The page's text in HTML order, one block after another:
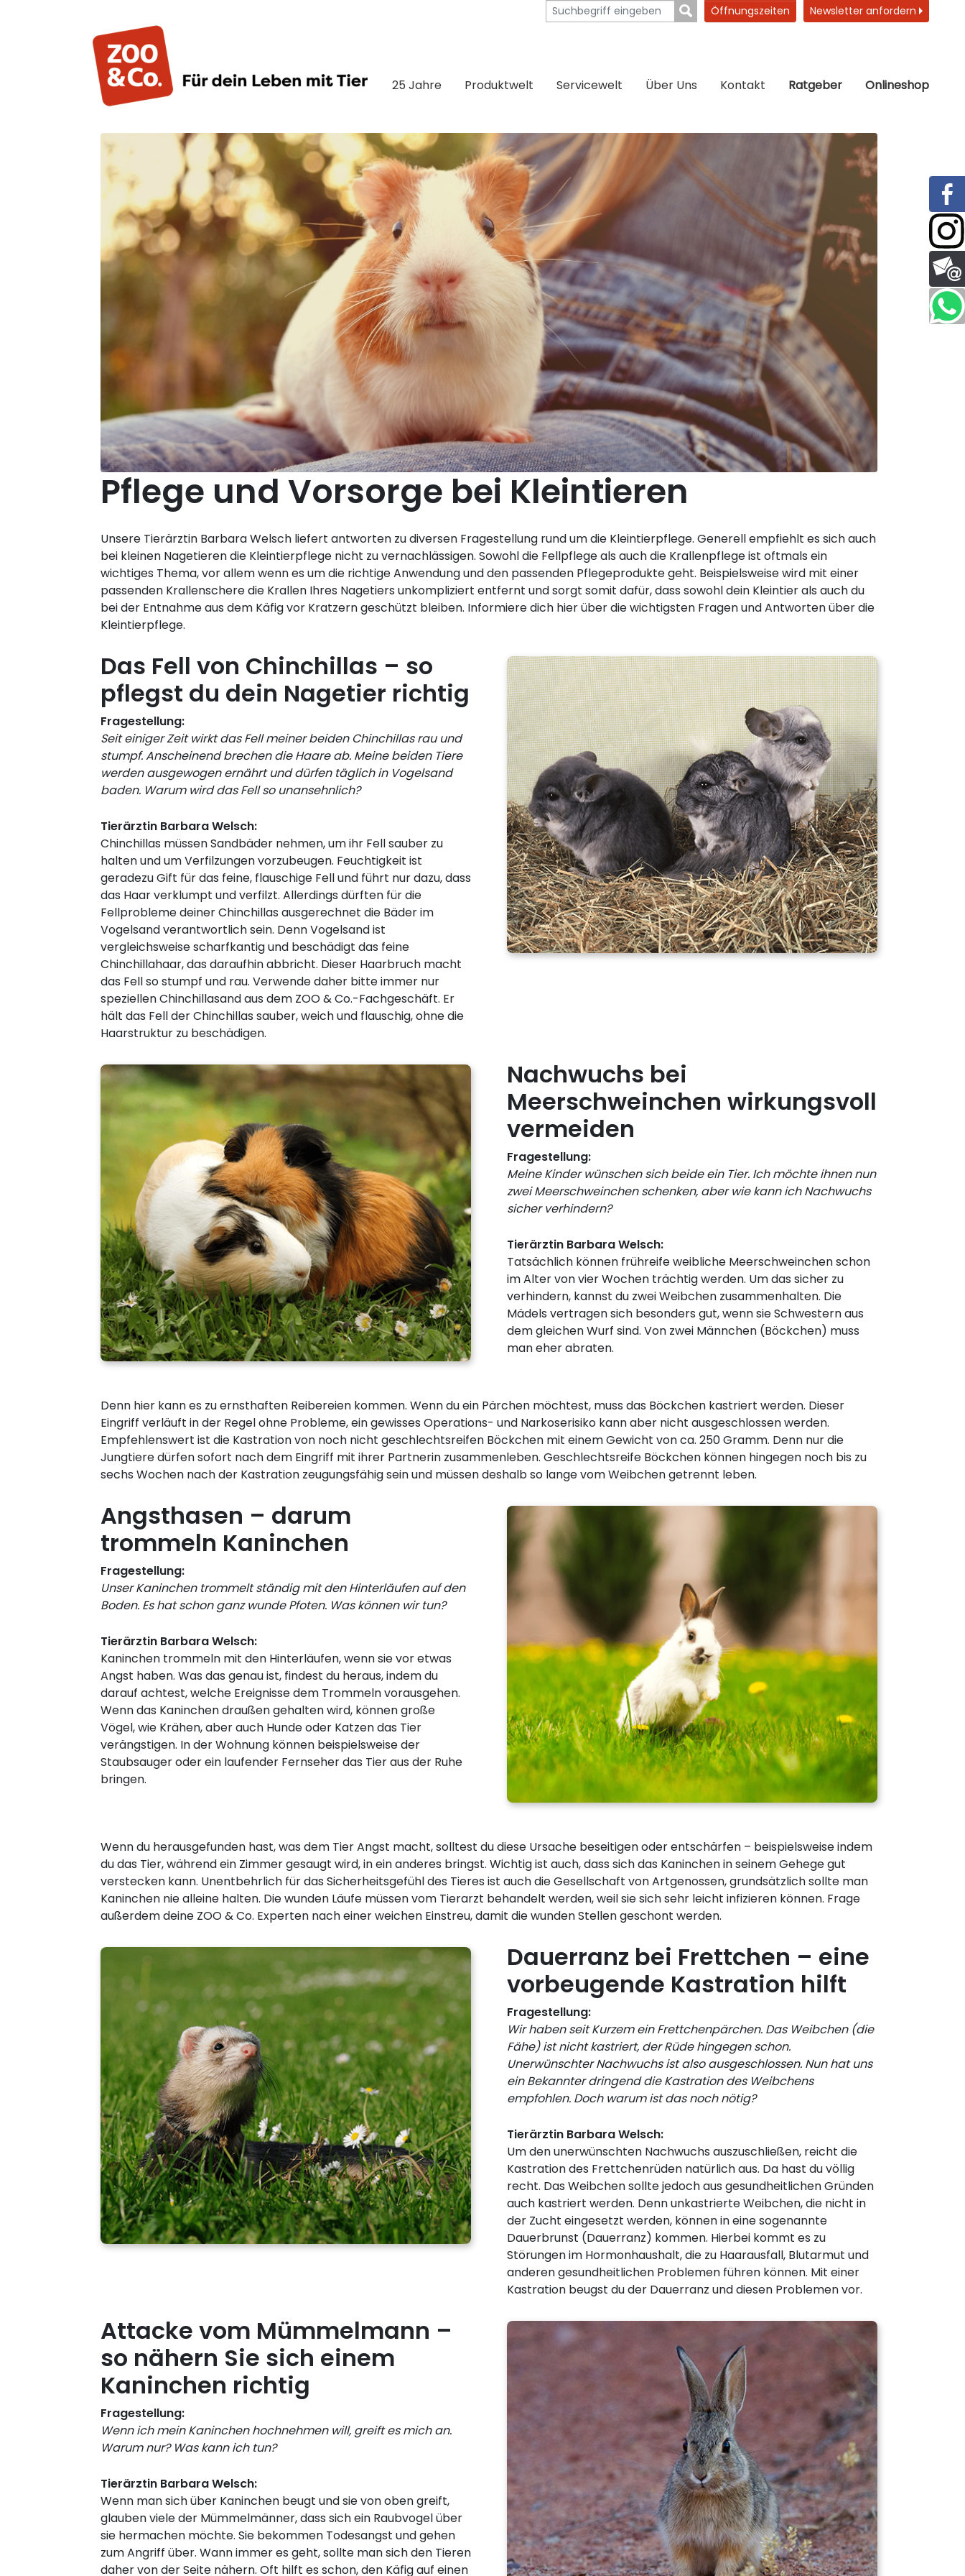
Öffnungszeiten Newsletter anfordern
25 Jahre Produktwelt Servicewelt Über Uns Kontakt Ratgeber Onlineshop
Pflege und Vorsorge bei Kleintieren
Unsere Tierärztin Barbara Welsch liefert antworten zu diversen Fragestellung rund um die Kleintierpflege. Generell empfiehlt es sich auch
bei kleinen Nagetieren die Kleintierpflege nicht zu vernachlässigen. Sowohl die Fellpflege als auch die Krallenpflege ist oftmals ein
wichtiges Thema, vor allem wenn es um die richtige Anwendung und den passenden Pflegeprodukte geht. Beispielsweise wird mit einer
passenden Krallenschere die Krallen Ihres Nagetiers unkompliziert entfernt und sorgt somit dafür, dass sowohl dein Kleintier als auch du
bei der Entnahme aus dem Käfig vor Kratzern geschützt bleiben. Informiere dich hier über die wichtigsten Fragen und Antworten über die
Kleintierpflege.
Das Fell von Chinchillas – so
pflegst du dein Nagetier richtig
Fragestellung:
Seit einiger Zeit wirkt das Fell meiner beiden Chinchillas rau und
stumpf. Anscheinend brechen die Haare ab. Meine beiden Tiere
werden ausgewogen ernährt und dürfen täglich in Vogelsand
baden. Warum wird das Fell so unansehnlich?
Tierärztin Barbara Welsch:
Chinchillas müssen Sandbäder nehmen, um ihr Fell sauber zu
halten und um Verfilzungen vorzubeugen. Feuchtigkeit ist
geradezu Gift für das feine, flauschige Fell und führt nur dazu, dass
das Haar verklumpt und verfilzt. Allerdings dürften für die
Fellprobleme deiner Chinchillas ausgerechnet die Bäder im
Vogelsand verantwortlich sein. Denn Vogelsand ist
vergleichsweise scharfkantig und beschädigt das feine
Chinchillahaar, das daraufhin abbricht. Dieser Haarbruch macht
das Fell so stumpf und rau. Verwende daher bitte immer nur
speziellen Chinchillasand aus dem ZOO & Co.-Fachgeschäft. Er
hält das Fell der Chinchillas sauber, weich und flauschig, ohne die
Haarstruktur zu beschädigen.
Nachwuchs bei
Meerschweinchen wirkungsvoll
vermeiden
Fragestellung:
Meine Kinder wünschen sich beide ein Tier. Ich möchte ihnen nun
zwei Meerschweinchen schenken, aber wie kann ich Nachwuchs
sicher verhindern?
Tierärztin Barbara Welsch:
Tatsächlich können frühreife weibliche Meerschweinchen schon
im Alter von vier Wochen trächtig werden. Um das sicher zu
verhindern, kannst du zwei Weibchen zusammenhalten. Die
Mädels vertragen sich besonders gut, wenn sie Schwestern aus
dem gleichen Wurf sind. Von zwei Männchen (Böckchen) muss
man eher abraten.
Denn hier kann es zu ernsthaften Reibereien kommen. Wenn du ein Pärchen möchtest, muss das Böckchen kastriert werden. Dieser
Eingriff verläuft in der Regel ohne Probleme, ein gewisses Operations- und Narkoserisiko kann aber nicht ausgeschlossen werden.
Empfehlenswert ist die Kastration von noch nicht geschlechtsreifen Böckchen mit einem Gewicht von ca. 250 Gramm. Denn nur die
Jungtiere dürfen sofort nach dem Eingriff mit ihrer Partnerin zusammenleben. Geschlechtsreife Böckchen können hingegen noch bis zu
sechs Wochen nach der Kastration zeugungsfähig sein und müssen deshalb so lange vom Weibchen getrennt leben.
Angsthasen – darum
trommeln Kaninchen
Fragestellung:
Unser Kaninchen trommelt ständig mit den Hinterläufen auf den
Boden. Es hat schon ganz wunde Pfoten. Was können wir tun?
Tierärztin Barbara Welsch:
Kaninchen trommeln mit den Hinterläufen, wenn sie vor etwas
Angst haben. Was das genau ist, findest du heraus, indem du
darauf achtest, welche Ereignisse dem Trommeln vorausgehen.
Wenn das Kaninchen draußen gehalten wird, können große
Vögel, wie Krähen, aber auch Hunde oder Katzen das Tier
verängstigen. In der Wohnung können beispielsweise der
Staubsauger oder ein laufender Fernseher das Tier aus der Ruhe
bringen.
Wenn du herausgefunden hast, was dem Tier Angst macht, solltest du diese Ursache beseitigen oder entschärfen – beispielsweise indem
du das Tier, während ein Zimmer gesaugt wird, in ein anderes bringst. Wichtig ist auch, dass sich das Kaninchen in seinem Gehege gut
verstecken kann. Unentbehrlich für das Sicherheitsgefühl des Tieres ist auch die Gesellschaft von Artgenossen, grundsätzlich sollte man
Kaninchen nie alleine halten. Die wunden Läufe müssen vom Tierarzt behandelt werden, weil sie sich sehr leicht infizieren können. Frage
außerdem deine ZOO & Co. Experten nach einer weichen Einstreu, damit die wunden Stellen geschont werden.
Dauerranz bei Frettchen – eine
vorbeugende Kastration hilft
Fragestellung:
Wir haben seit Kurzem ein Frettchenpärchen. Das Weibchen (die
Fähe) ist nicht kastriert, der Rüde hingegen schon.
Unerwünschter Nachwuchs ist also ausgeschlossen. Nun hat uns
ein Bekannter dringend die Kastration des Weibchens
empfohlen. Doch warum ist das noch nötig?
Tierärztin Barbara Welsch:
Um den unerwünschten Nachwuchs auszuschließen, reicht die
Kastration des Frettchenrüden natürlich aus. Da hast du völlig
recht. Das Weibchen sollte jedoch aus gesundheitlichen Gründen
auch kastriert werden. Denn unkastrierte Weibchen, die nicht in
der Zucht eingesetzt werden, können in eine sogenannte
Dauerbrunst (Dauerranz) kommen. Hierbei kommt es zu
Störungen im Hormonhaushalt, die zu Haarausfall, Blutarmut und
anderen gesundheitlichen Problemen führen können. Mit einer
Kastration beugst du der Dauerranz und diesen Problemen vor.
Attacke vom Mümmelmann –
so nähern Sie sich einem
Kaninchen richtig
Fragestellung:
Wenn ich mein Kaninchen hochnehmen will, greift es mich an.
Warum nur? Was kann ich tun?
Tierärztin Barbara Welsch:
Wenn man sich über Kaninchen beugt und sie von oben greift,
glauben viele der Mümmelmänner, dass sich ein Raubvogel über
sie hermachen möchte. Sie bekommen Todesangst und gehen
zum Angriff über. Wann immer es geht, sollte man sich den Tieren
daher von der Seite nähern. Oft hilft es schon, den Käfig auf einen